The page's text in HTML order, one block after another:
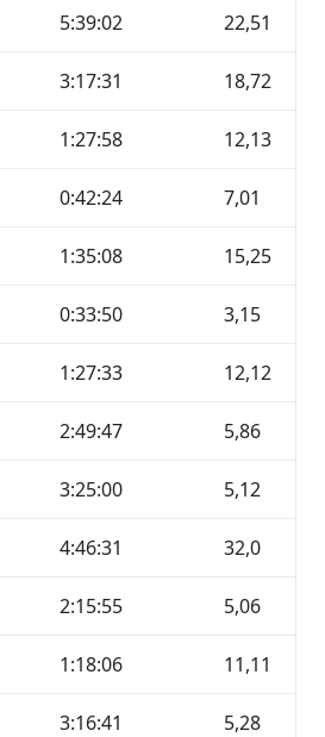
5:39:02 22,51
3:17:31 18,72
1:27:58 12,13
0:42:24 7,01
1:35:08 15,25
0:33:50 3,15
1:27:33 12,12
2:49:47 5,86
3:25:00 5,12
4:46:31 32,0
2:15:55 5,06
1:18:06 11,11
3:16:41 5,28